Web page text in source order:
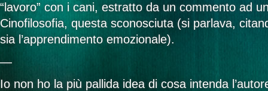
“lavoro” con i cani, estratto da un commento ad
Cinofilosofia, questa sconosciuta (si parlava,
sia l’apprendimento emozionale).
—
Io non ho la più pallida idea di cosa intenda